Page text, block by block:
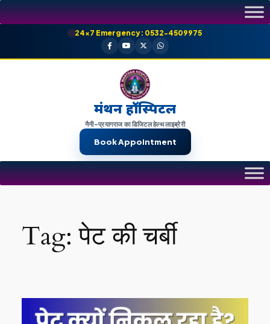
Skip
to
24×7 Emergency: 0532-4509975
मंथन हॉस्पिटल
नैनी-प्रयागराज का डिजिटल हेल्थ लाइब्रेरी
Book Appointment
Tag:पेट की चर्बी